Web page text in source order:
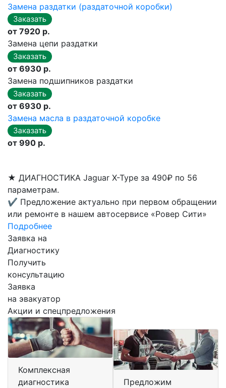
Замена раздатки (раздаточной коробки)
от 7920 р.
Замена цепи раздатки
от 6930 р.
Замена подшипников раздатки
от 6930 р.
Замена масла в раздаточной коробке
от 990 р.
★ ДИАГНОСТИКА Jaguar X-Type за 490₽ по 56
параметрам.
✔ Предложение актуально при первом обращении
или ремонте в нашем автосервисе «Ровер Сити»
Подробнее
Заявка на
Диагностику
Получить
консультацию
Заявка
на эвакуатор
Акции и спецпредложения
Комплексная
диагностика
Предложим